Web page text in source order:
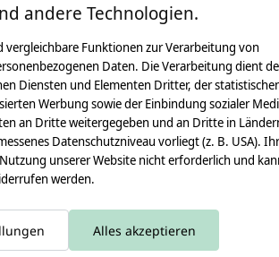
Pflegehinweis:
Sicherheitshinweise:
Die angehangenen
Angaben zum Hersteller:
crêpes suzette GmbH &
Sülzburgstraße 108
Tel.:+49 221 2616939
andere Technologien.
vergleichbare Funktionen zur Verarbeitung von
Daten. Die Verarbeitung dient
Diensten und Elementen Dritter, der
Werbung sowie der Einbindung sozialer
an Dritte weitergegeben und an Dritte in
Datenschutzniveau vorliegt (z. B. USA).
unserer Website nicht erforderlich und
werden.
Alles akzeptieren